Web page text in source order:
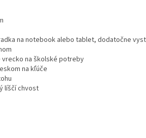
na notebook alebo tablet, dodatočne
na školské potreby
na kľúče
líščí chvost